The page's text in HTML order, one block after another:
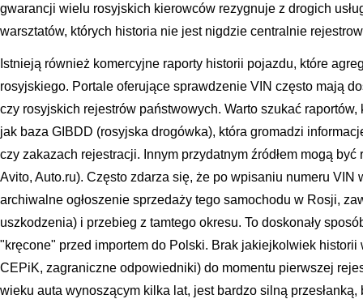
gwarancji wielu rosyjskich kierowców rezygnuje z drogich
warsztatów, których historia nie jest nigdzie centralnie
Istnieją również komercyjne raporty historii pojazdu, które
rosyjskiego. Portale oferujące sprawdzenie VIN często mają
czy rosyjskich rejestrów państwowych. Warto szukać raportów,
jak baza GIBDD (rosyjska drogówka), która gromadzi
czy zakazach rejestracji. Innym przydatnym źródłem mogą
Avito, Auto.ru). Często zdarza się, że po wpisaniu numeru
archiwalne ogłoszenie sprzedaży tego samochodu w Rosji,
uszkodzenia) i przebieg z tamtego okresu. To doskonały
"kręcone" przed importem do Polski. Brak jakiejkolwiek
CEPiK, zagraniczne odpowiedniki) do momentu pierwszej
wieku auta wynoszącym kilka lat, jest bardzo silną